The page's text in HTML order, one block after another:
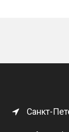
Санкт-